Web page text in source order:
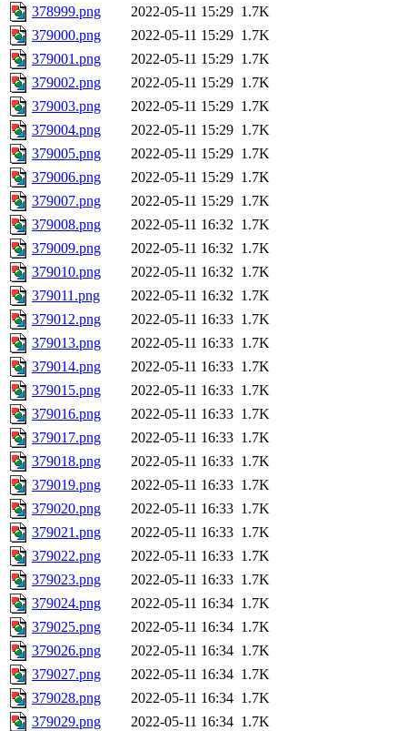
378999.png
2022-05-11 15:29 1.7K
379000.png
2022-05-11 15:29 1.7K
379001.png
2022-05-11 15:29 1.7K
379002.png
2022-05-11 15:29 1.7K
379003.png
2022-05-11 15:29 1.7K
379004.png
2022-05-11 15:29 1.7K
379005.png
2022-05-11 15:29 1.7K
379006.png
2022-05-11 15:29 1.7K
379007.png
2022-05-11 15:29 1.7K
379008.png
2022-05-11 16:32 1.7K
379009.png
2022-05-11 16:32 1.7K
379010.png
2022-05-11 16:32 1.7K
379011.png
2022-05-11 16:32 1.7K
379012.png
2022-05-11 16:33 1.7K
379013.png
2022-05-11 16:33 1.7K
379014.png
2022-05-11 16:33 1.7K
379015.png
2022-05-11 16:33 1.7K
379016.png
2022-05-11 16:33 1.7K
379017.png
2022-05-11 16:33 1.7K
379018.png
2022-05-11 16:33 1.7K
379019.png
2022-05-11 16:33 1.7K
379020.png
2022-05-11 16:33 1.7K
379021.png
2022-05-11 16:33 1.7K
379022.png
2022-05-11 16:33 1.7K
379023.png
2022-05-11 16:33 1.7K
379024.png
2022-05-11 16:34 1.7K
379025.png
2022-05-11 16:34 1.7K
379026.png
2022-05-11 16:34 1.7K
379027.png
2022-05-11 16:34 1.7K
379028.png
2022-05-11 16:34 1.7K
379029.png
2022-05-11 16:34 1.7K